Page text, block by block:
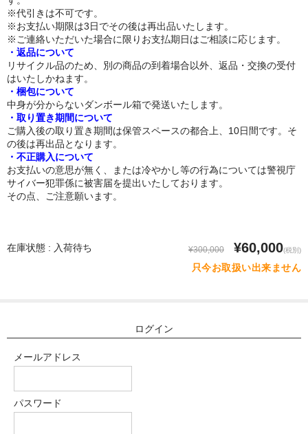
体重選択
0-10kg
10-20kg
21-30kg
31-40kg
41-50kg
51-60kg
塩化ビニール（プラスティック）
価格選択
3万〜8万円
※代引きは不可です。
※お支払い期限は3日でその後は再出品いたします。
※ご連絡いただいた場合に限りお支払期日はご相談に応じます。
・返品について
リサイクル品のため、別の商品の到着場合以外、返品・交換の受付
はいたしかねます。
・梱包について
中身が分からないダンボール箱で発送いたします。
・取り置き期間について
ご購入後の取り置き期間は保管スペースの都合上、10日間です。そ
の後は再出品となります。
・不正購入について
お支払いの意思が無く、または冷やかし等の行為については警視庁
サイバー犯罪係に被害届を提出いたしております。
その点、ご注意願います。
在庫状態 : 入荷待ち ¥300,000 ¥60,000(税別)
只今お取扱い出来ません
ログイン
メールアドレス
パスワード